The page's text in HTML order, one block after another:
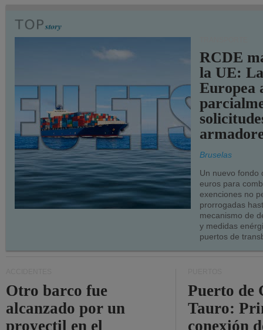
RCDE
la UE:
Europea
Bruselas
Un nuevo fondo
euros para
exenciones no
prorrogadas
mecanismo de
y medidas
puertos de
Otro barco fue
alcanzado por un
proyectil en el
Puerto de
Tauro:
conexión